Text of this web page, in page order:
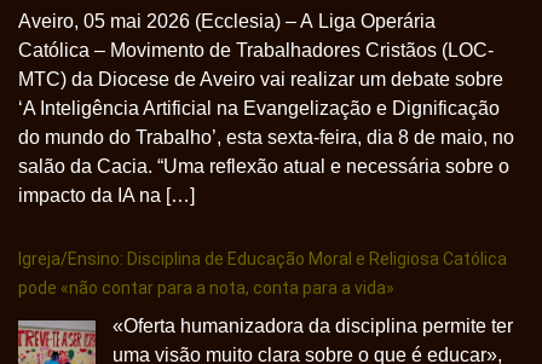
Aveiro, 05 mai 2026 (Ecclesia) – A Liga Operária
Católica – Movimento de Trabalhadores Cristãos (LOC-
MTC) da Diocese de Aveiro vai realizar um debate sobre
‘A Inteligência Artificial na Evangelização e Dignificação
do mundo do Trabalho’, esta sexta-feira, dia 8 de maio, no
salão da Cacia. “Uma reflexão atual e necessária sobre o
impacto da IA na […]
Igreja/Ensino: Disciplina de Educação Moral e Religiosa Católica
pode «não contar para a nota, conta para a vida»
«Oferta humanizadora da disciplina permite ter
uma visão muito clara sobre o que é educar»,